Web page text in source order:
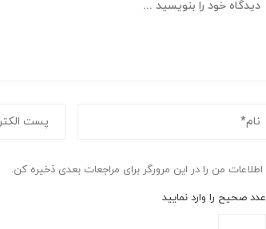
اطلاعات من را در این مرورگر برای مراجعات بعدی ذخیره کن.
عدد صحیح را وارد نمایید